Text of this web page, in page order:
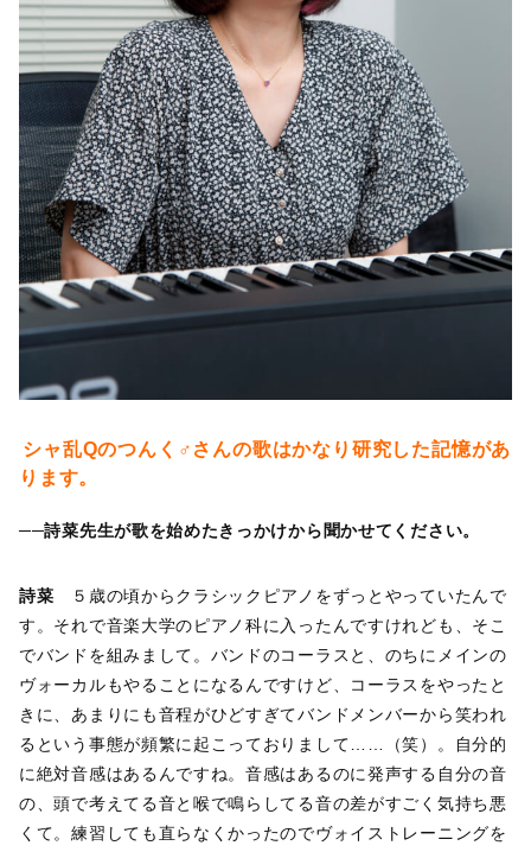
シャ乱Qのつんく♂さんの歌はかなり研究した記憶があ
ります。
──詩菜先生が歌を始めたきっかけから聞かせてください。
詩菜 ５歳の頃からクラシックピアノをずっとやっていたんで
す。それで音楽大学のピアノ科に入ったんですけれども、そこ
でバンドを組みまして。バンドのコーラスと、のちにメインの
ヴォーカルもやることになるんですけど、コーラスをやったと
きに、あまりにも音程がひどすぎてバンドメンバーから笑われ
るという事態が頻繁に起こっておりまして……（笑）。自分的
に絶対音感はあるんですね。音感はあるのに発声する自分の音
の、頭で考えてる音と喉で鳴らしてる音の差がすごく気持ち悪
くて。練習しても直らなくかったのでヴォイストレーニングを